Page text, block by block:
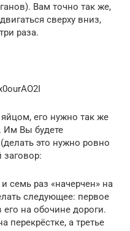
Вам точно так же,
сверху вниз,
раза.
его нужно так же
Им Вы будете
это нужно ровно
семь раз «начерчен» на
следующее: первое
его на обочине дороги.
перекрёстке, а третье